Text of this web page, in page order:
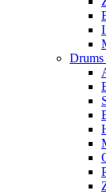
Drums